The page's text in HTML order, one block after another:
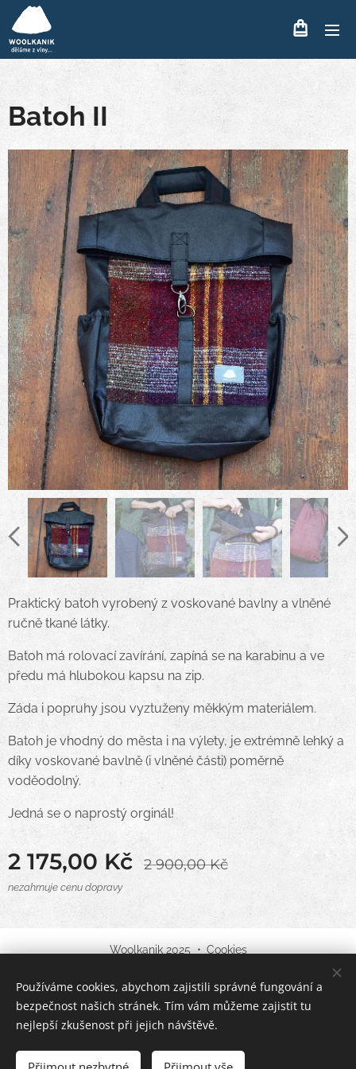
Batoh II
Praktický batoh vyrobený z voskované bavlny a vlněné
ručně tkané látky.
Batoh má rolovací zavírání, zapíná se na karabinu a ve
předu má hlubokou kapsu na zip.
Záda i popruhy jsou vyztuženy měkkým materiálem.
Batoh je vhodný do města i na výlety, je extrémně lehký a
díky voskované bavlně (i vlněné části) poměrně
voděodolný.
Jedná se o naprostý orginál!
2 175,00 Kč 2 900,00Kč
nezahrnuje cenu dopravy
Vyprodáno
Woolkanik 2025 Cookies
Jazyky
English
Čeština
Používáme cookies, abychom zajistili správné fungování a
bezpečnost našich stránek. Tím vám můžeme zajistit tu
nejlepší zkušenost při jejich návštěvě.